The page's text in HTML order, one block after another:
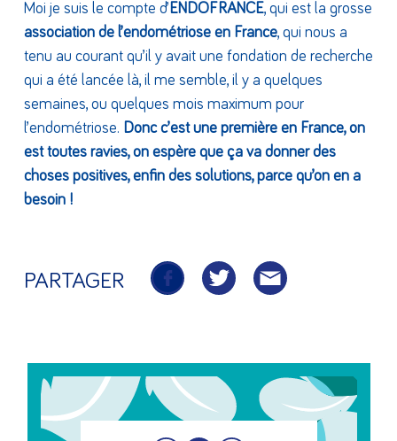
Moi je suis le compte d’ENDOFRANCE, qui est la grosse
association de l’endométriose en France, qui nous a
tenu au courant qu’il y avait une fondation de recherche
qui a été lancée là, il me semble, il y a quelques
semaines, ou quelques mois maximum pour
l’endométriose. Donc c’est une première en France, on
est toutes ravies, on espère que ça va donner des
choses positives, enfin des solutions, parce qu’on en a
besoin !
PARTAGER